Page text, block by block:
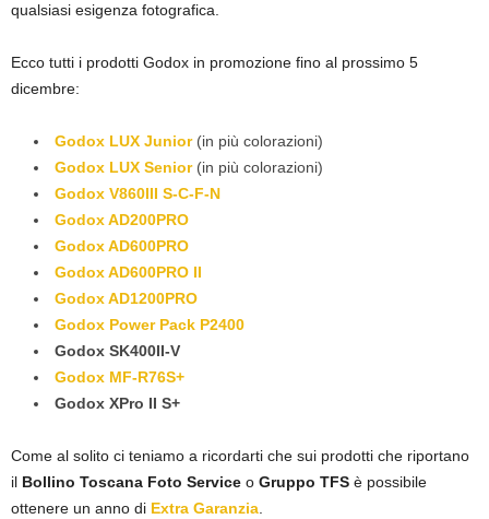
qualsiasi esigenza fotografica.
Ecco tutti i prodotti Godox in promozione fino al prossimo 5
dicembre:
Godox LUX Junior(in più colorazioni)
Godox LUX Senior(in più colorazioni)
Godox V860III S-C-F-N
Godox AD200PRO
Godox AD600PRO
Godox AD600PRO II
Godox AD1200PRO
Godox Power Pack P2400
Godox SK400II-V
Godox MF-R76S+
Godox XPro II S+
Come al solito ci teniamo a ricordarti che sui prodotti che riportano
il Bollino Toscana Foto Service o Gruppo TFS è possibile
ottenere un anno di Extra Garanzia.